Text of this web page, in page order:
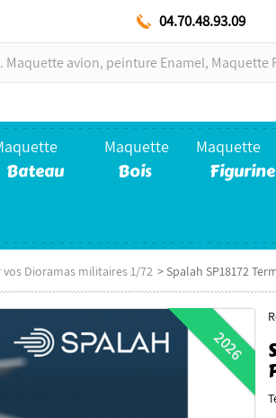
04.70.48.93.09
Bateau
Maquette
Bois
Maquette
Figurine
Dioramas militaires 1/72 > Spalah SP18172
2026